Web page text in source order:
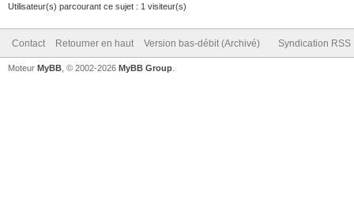
Utilisateur(s) parcourant ce sujet : 1 visiteur(s)
Contact Retourner en haut Version bas-débit (Archivé) Syndication RSS
Moteur MyBB , © 2002-2026 MyBB Group